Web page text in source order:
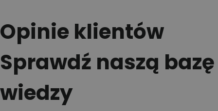
Opinie klientów
Sprawdź naszą bazę
wiedzy